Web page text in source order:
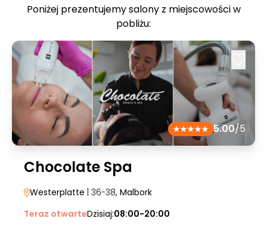
Poniżej prezentujemy salony z miejscowości w
pobliżu:
5.00/5
Chocolate Spa
Westerplatte | 36-38, Malbork
Teraz otwarteDzisiaj:08:00-20:00